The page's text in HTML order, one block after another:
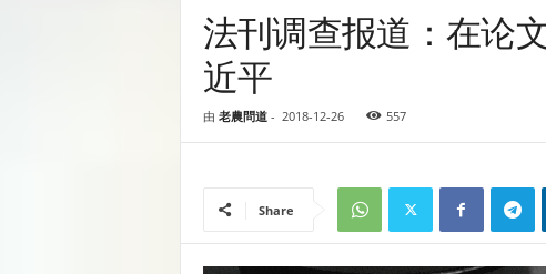
法刊调查报道：在论
近平
由 老農問道- 2018-12-26 557
Share